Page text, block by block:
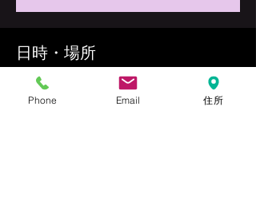
日時・場所
日程未定
会場未定
Phone Email 住所